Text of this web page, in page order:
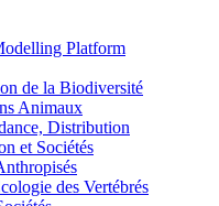
Platform
de la Biodiversité
Animaux
Distribution
et Sociétés
des Vertébrés